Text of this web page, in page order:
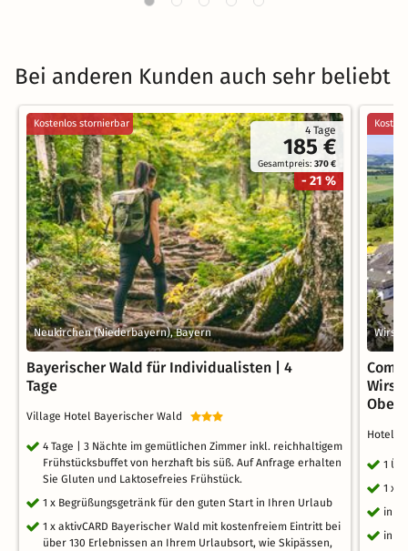
Bei anderen Kunden auch sehr beliebt
4 Tage
185 €
Gesamtpreis:370 €
- 21 %
Kostenlos stornierbar
Neukirchen (Niederbayern), Bayern
Bayerischer Wald für Individualisten | 4
Tage
Village Hotel Bayerischer Wald
4 Tage | 3 Nächte im gemütlichen Zimmer inkl. reichhaltigem
Frühstücksbuffet von herzhaft bis süß. Auf Anfrage erhalten
Sie Gluten und Laktosefreies Frühstück.
1 x Begrüßungsgetränk für den guten Start in Ihren Urlaub
1 x aktivCARD Bayerischer Wald mit kostenfreiem Eintritt bei
über 130 Erlebnissen an Ihrem Urlaubsort, wie Skipässen,
Hotel
1
1 x
inkl.
inkl.